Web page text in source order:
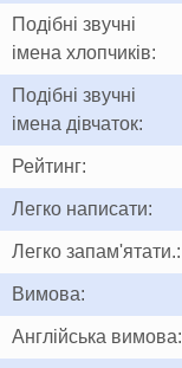
Подібні звучні
імена хлопчиків:
Подібні звучні
імена дівчаток:
Рейтинг:
Легко написати:
Легко запам'ятати.:
Вимова:
Англійська вимова: